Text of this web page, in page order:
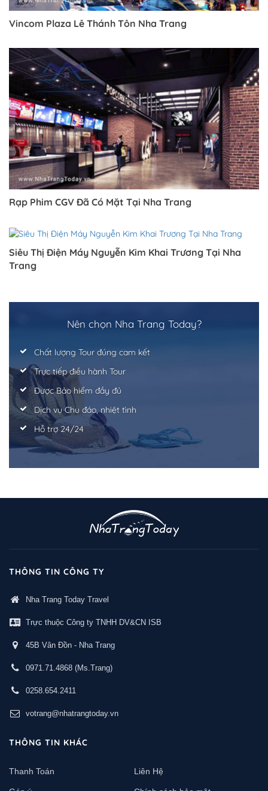
Trở về trang trước đó
Vincom Plaza Lê Thánh Tôn Nha Trang
Rạp Phim CGV Đã Có Mặt Tại Nha Trang
Siêu Thị Điện Máy Nguyễn Kim Khai Trương Tại Nha
Trang
Nên chọn Nha Trang Today?
Chất lượng Tour đúng cam kết
Trực tiếp điều hành Tour
Được Bảo hiểm đầy đủ
Dịch vụ Chu đáo, nhiệt tình
Hỗ trợ 24/24
THÔNG TIN CÔNG TY
Nha Trang Today Travel
Trực thuộc Công ty TNHH DV&CN ISB
45B Vân Đồn - Nha Trang
0971.71.4868 (Ms.Trang)
0258.654.2411
votrang@nhatrangtoday.vn
THÔNG TIN KHÁC
Thanh Toán Liên Hệ